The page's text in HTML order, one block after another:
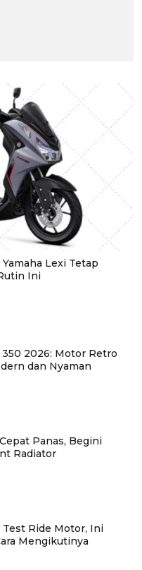
Lexi Tetap
Ini
2026: Motor Retro
dan Nyaman
Panas, Begini
Radiator
Test Ride Motor, Ini
Mengikutinya